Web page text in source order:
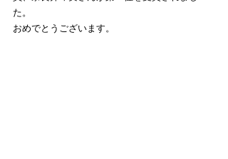
た。
おめでとうございます。